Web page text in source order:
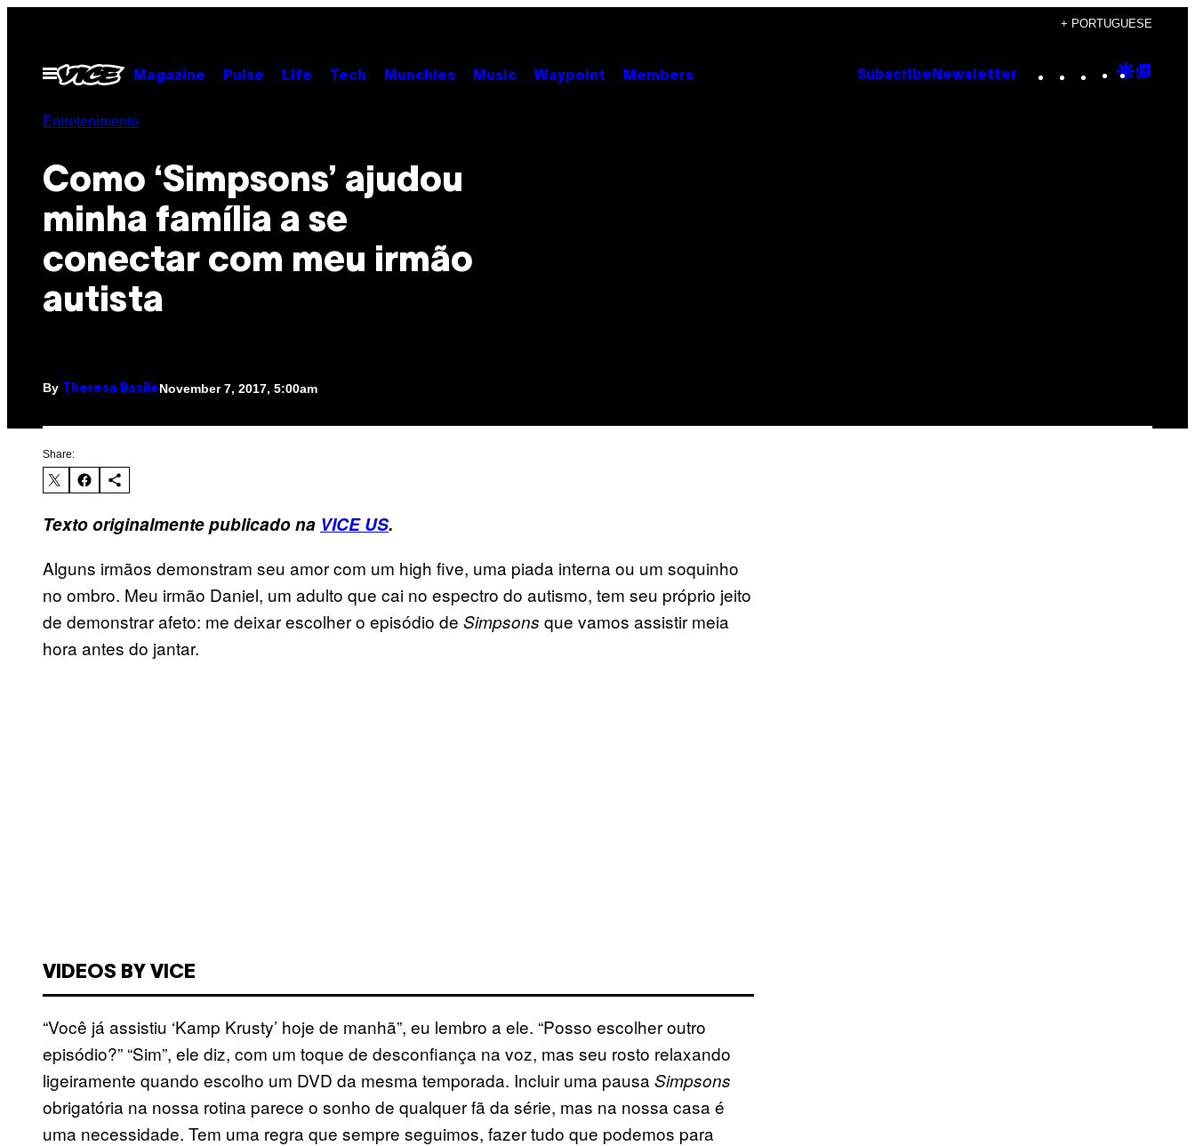
content
+ PORTUGUESE
Open
Menu
Magazine Pulse Life Tech Munchies Music Waypoint Members Subscribe Newsletter Instagram
TikTok
YouTube
Google
Entretenimento
Como ‘Simpsons’ ajudou
minha família a se
conectar com meu irmão
autista
By Theresa BasileNovember 7, 2017, 5:00am
Share:
Texto originalmente publicado na VICE US.
Alguns irmãos demonstram seu amor com um high five, uma piada interna ou um soquinho
no ombro. Meu irmão Daniel, um adulto que cai no espectro do autismo, tem seu próprio jeito
de demonstrar afeto: me deixar escolher o episódio de Simpsons que vamos assistir meia
hora antes do jantar.
VIDEOS BY VICE
“Você já assistiu ‘Kamp Krusty’ hoje de manhã”, eu lembro a ele. “Posso escolher outro
episódio?” “Sim”, ele diz, com um toque de desconfiança na voz, mas seu rosto relaxando
ligeiramente quando escolho um DVD da mesma temporada. Incluir uma pausa Simpsons
obrigatória na nossa rotina parece o sonho de qualquer fã da série, mas na nossa casa é
uma necessidade. Tem uma regra que sempre seguimos, fazer tudo que podemos para